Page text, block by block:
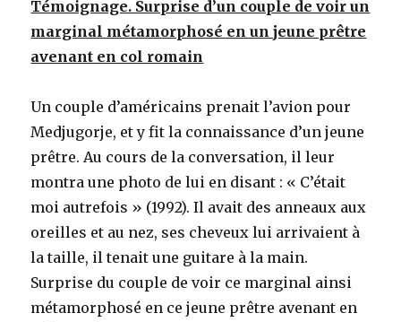
Témoignage. Surprise d’un couple de voir un
marginal métamorphosé en un jeune prêtre
avenant en col romain
Un couple d’américains prenait l’avion pour
Medjugorje, et y fit la connaissance d’un jeune
prêtre. Au cours de la conversation, il leur
montra une photo de lui en disant : « C’était
moi autrefois » (1992). Il avait des anneaux aux
oreilles et au nez, ses cheveux lui arrivaient à
la taille, il tenait une guitare à la main.
Surprise du couple de voir ce marginal ainsi
métamorphosé en ce jeune prêtre avenant en